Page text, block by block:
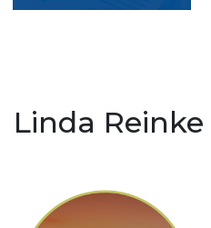
Linda Reinke